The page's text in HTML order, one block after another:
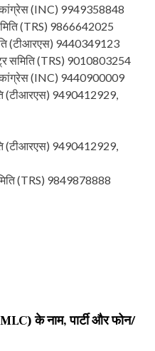
कांग्रेस (INC) 9949358848
(TRS) 9866642025
(टीआरएस) 9440349123
समिति (TRS) 9010803254
कांग्रेस (INC) 9440900009
(टीआरएस) 9490412929,
(टीआरएस) 9490412929,
(TRS) 9849878888
के नाम, पार्टी और फोन/